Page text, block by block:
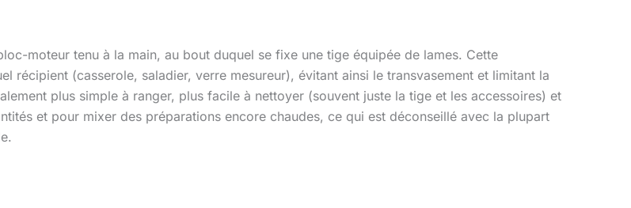
moteur tenu à la main, au bout duquel se fixe une tige équipée de lames. Cette
récipient (casserole, saladier, verre mesureur), évitant ainsi le transvasement et limitant la
plus simple à ranger, plus facile à nettoyer (souvent juste la tige et les accessoires) et
et pour mixer des préparations encore chaudes, ce qui est déconseillé avec la plupart